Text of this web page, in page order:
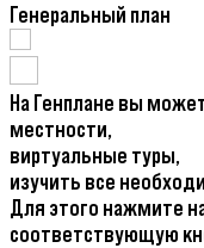
Генеральный план
На Генплане вы
местности,
виртуальные туры,
изучить все
Для этого нажмите
соответствующую